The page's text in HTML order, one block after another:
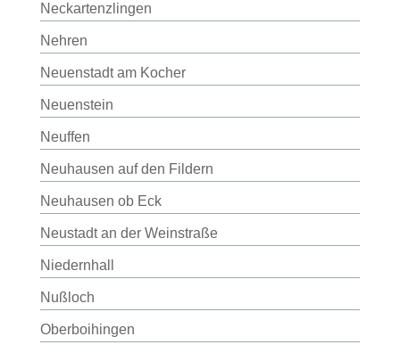
Neckartenzlingen
Nehren
Neuenstadt am Kocher
Neuenstein
Neuffen
Neuhausen auf den Fildern
Neuhausen ob Eck
Neustadt an der Weinstraße
Niedernhall
Nußloch
Oberboihingen